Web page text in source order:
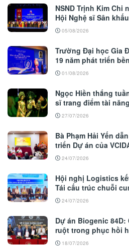
NSND Trịnh Kim Chi
Hội Nghệ sĩ Sân
05/08/2026
Trường Đại học Gia
19 năm phát triển
01/08/2026
Ngọc Hiền thắng
sĩ trang điểm tài
27/07/2026
Bà Phạm Hải Yến
triển Dự án của
24/07/2026
Hội nghị Logistics
Tái cấu trúc chuỗi
24/07/2026
Dự án Biogenic
ruột trong phục hồi
18/07/2026